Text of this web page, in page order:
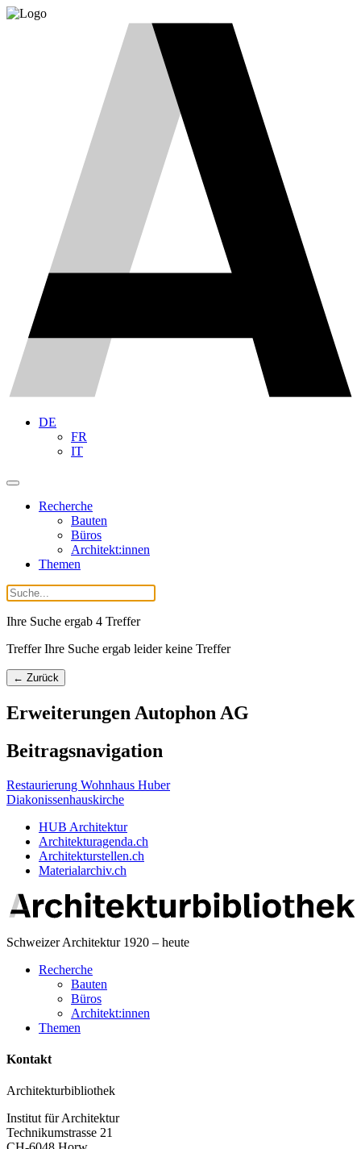
DE
FR
IT
Recherche
Bauten
Büros
Architekt:innen
Themen
Ihre Suche ergab 4 Treffer
Treffer Ihre Suche ergab leider keine Treffer
← Zurück
Erweiterungen Autophon AG
Beitragsnavigation
Restaurierung Wohnhaus Huber
Diakonissenhauskirche
HUB Architektur
Architekturagenda.ch
Architekturstellen.ch
Materialarchiv.ch
Schweizer Architektur 1920 – heute
Recherche
Bauten
Büros
Architekt:innen
Themen
Kontakt
Architekturbibliothek
Institut für Architektur
Technikumstrasse 21